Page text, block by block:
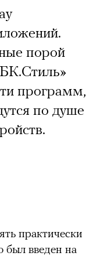
порой
программ,
по душе
практически
был введен на